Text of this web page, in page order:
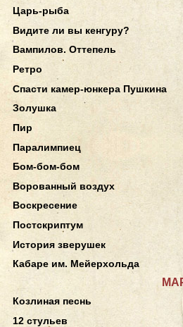
Царь-рыба
Видите ли вы кенгуру?
Вампилов. Оттепель
Ретро
Спасти камер-юнкера Пушкина
Золушка
Пир
Паралимпиец
Бом-бом-бом
Ворованный воздух
Воскресение
Постскриптум
История зверушек
Кабаре им. Мейерхольда
Козлиная песнь
12 стульев